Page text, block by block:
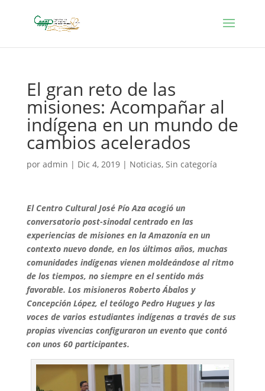
El gran reto de las
misiones: Acompañar al
indígena en un mundo de
cambios acelerados
por admin | Dic 4, 2019| Noticias, Sin categoría
El Centro Cultural José Pío Aza acogió un
conversatorio post-sinodal centrado en las
experiencias de misiones en la Amazonía en un
contexto nuevo donde, en los últimos años, muchas
comunidades indígenas vienen moldeándose al ritmo
de los tiempos, no siempre en el sentido más
favorable. Los misioneros Roberto Ábalos y
Concepción López, el teólogo Pedro Hugues y las
voces de varios estudiantes indígenas a través de sus
propias vivencias configuraron un evento que contó
con unos 60 participantes.